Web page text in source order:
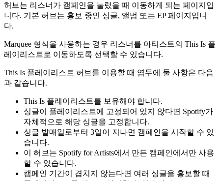
허브는 리스너가 캠페인을 눌렀을 때 이동하게 되는 페이지입
니다. 기본 허브는 홍보 중인 싱글, 앨범 또는 EP 페이지입니
다.
Marquee 형식을 사용하는 경우 리스너를 아티스트의 This Is 플
레이리스트로 이동하도록 선택할 수 있습니다.
This Is 플레이리스트 허브를 이용할 때 염두에 둘 사항은 다음
과 같습니다.
This Is 플레이리스트를 보유해야 합니다.
싱글이 플레이리스트에 고정되어 있지 않다면 Spotify가
자체적으로 해당 싱글을 고정합니다.
싱글 발매일로부터 3일이 지나면 캠페인을 시작할 수 있
습니다.
이 허브는 Spotify for Artists에서 만든 캠페인에서만 사용
할 수 있습니다.
캠페인 기간이 겹치지 않는다면 여러 싱글을 홍보할 때